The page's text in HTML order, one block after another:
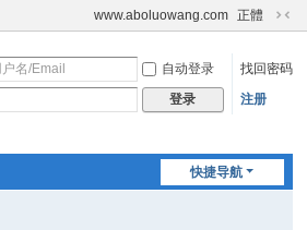
www.aboluowang.com 正體
切
到
自动登录
找回密码
登录 注册
快捷导航